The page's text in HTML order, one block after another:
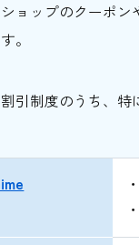
ョップのクーポ
。
引制度のうち、特